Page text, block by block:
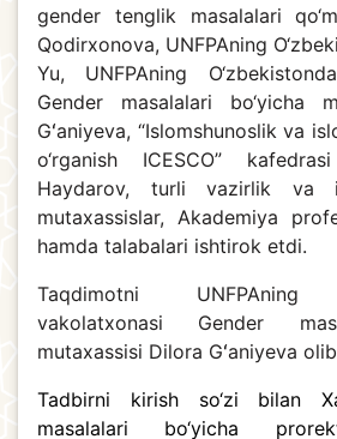
gender tenglik masalalari
Qodirxonova, UNFPAning
Yu, UNFPAning
Gender masalalari bo‘yicha
Gʻaniyeva, “Islomshunoslik va
o‘rganish ICESCO”
Haydarov, turli vazirlik va
mutaxassislar, Akademiya
hamda talabalari ishtirok etdi.
Taqdimotni UNFPAning
vakolatxonasi Gender
mutaxassisi Dilora Gʻaniyeva
Tadbirni kirish so‘zi bilan
masalalari bo‘yicha